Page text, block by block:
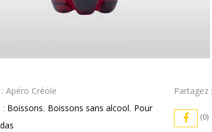
Apéro Créole
: Boissons, Boissons sans alcool, Pour
Partagez :
(0)